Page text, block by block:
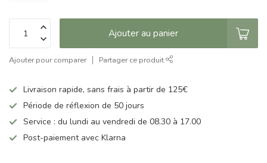
Ajouter au panier
Ajouter pour comparer Partager ce produit
Livraison rapide, sans frais à partir de 125€
Période de réflexion de 50 jours
Service : du lundi au vendredi de 08.30 à 17.00
Post-paiement avec Klarna